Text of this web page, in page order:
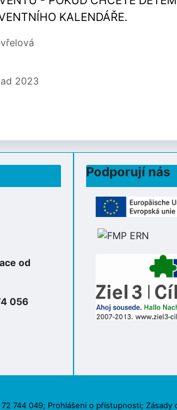
KALENDÁŘE.
2023
2023
od
056
Podporují nás
744 049; Prohlášení o přístupnosti; Zásady